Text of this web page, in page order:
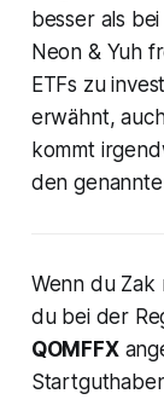
besser als
Neon & Yuh
ETFs zu
erwähnt,
kommt
den
Wenn du Zak
du bei der
QOMFFX